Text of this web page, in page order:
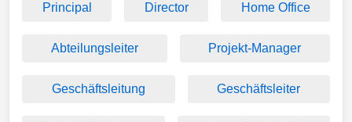
Principal Director Home Office
Abteilungsleiter Projekt-Manager
Geschäftsleitung Geschäftsleiter